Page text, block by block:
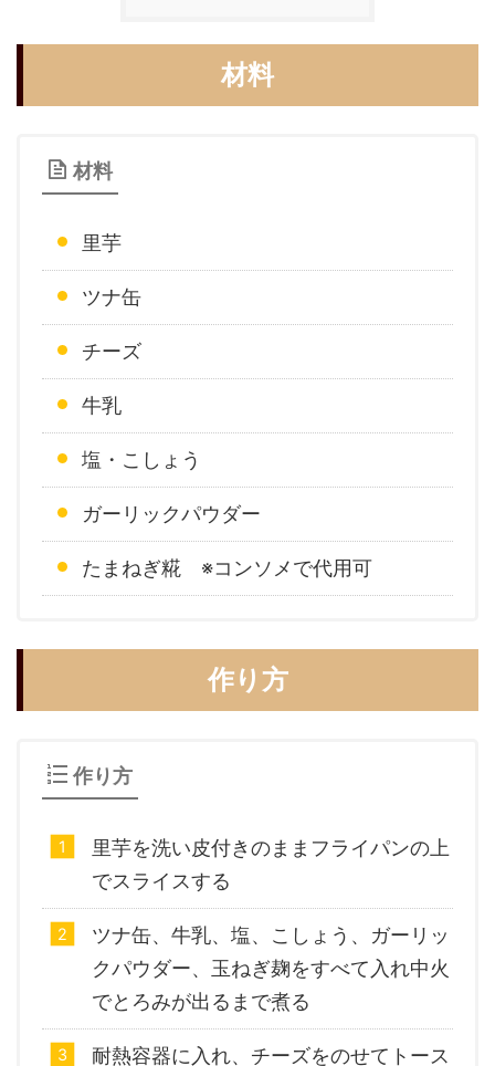
材料
材料
里芋
ツナ缶
チーズ
牛乳
塩・こしょう
ガーリックパウダー
たまねぎ糀 ※コンソメで代用可
作り方
作り方
里芋を洗い皮付きのままフライパンの上
でスライスする
ツナ缶、牛乳、塩、こしょう、ガーリッ
クパウダー、玉ねぎ麹をすべて入れ中火
でとろみが出るまで煮る
耐熱容器に入れ、チーズをのせてトース